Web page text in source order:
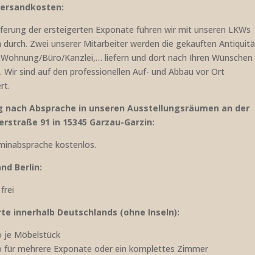
der ersteigerten Exponate führen wir mit unseren LKWs
durch. Zwei unserer Mitarbeiter werden die gekauften
Büro/Kanzlei,… liefern und dort nach Ihren Wünschen
Wir sind auf den professionellen Auf- und Abbau vor Ort
nach Absprache in unseren Ausstellungsräumen an der
91 in 15345 Garzau-Garzin:
kostenlos.
Berlin:
innerhalb Deutschlands (ohne Inseln):
je Möbelstück
für mehrere Exponate oder ein komplettes Zimmer